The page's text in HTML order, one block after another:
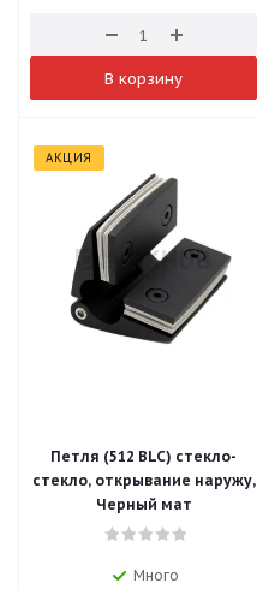
В корзину
АКЦИЯ
Петля (512 BLC) стекло-
стекло, открывание наружу,
Черный мат
Много